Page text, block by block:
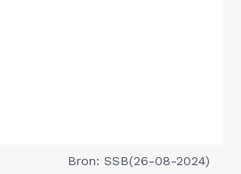
Bron: SSB(26-08-2024)